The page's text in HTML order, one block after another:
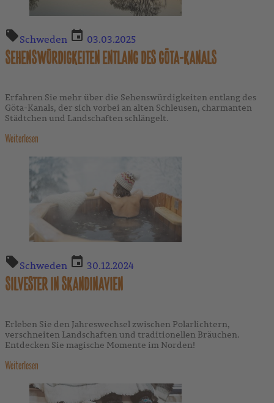
Schweden 03.03.2025
SEHENSWÜRDIGKEITEN ENTLANG DES GÖTA-KANALS
Erfahren Sie mehr über die Sehenswürdigkeiten entlang des
Göta-Kanals, der sich vorbei an alten Schleusen, charmanten
Städtchen und Landschaften schlängelt.
Weiterlesen
Schweden 30.12.2024
SILVESTER IN SKANDINAVIEN
Erleben Sie den Jahreswechsel zwischen Polarlichtern,
verschneiten Landschaften und traditionellen Bräuchen.
Entdecken Sie magische Momente im Norden!
Weiterlesen